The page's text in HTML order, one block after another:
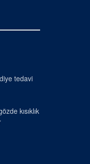
tedavi
kısıklık